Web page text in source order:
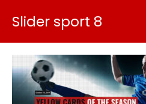
Slider sport 8